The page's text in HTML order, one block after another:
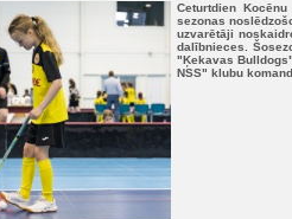
Ceturtdien
sezonas
uzvarētāji
dalībnieces.
"Ķekavas
NSS" klubu